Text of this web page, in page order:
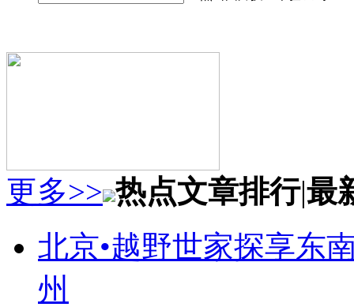
更多>> 热点文章排行|最
北京•越野世家探享东
州